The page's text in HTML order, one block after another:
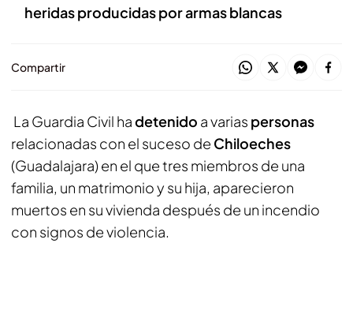
heridas producidas por armas blancas
Compartir
La Guardia Civil hadetenido a varias personas
relacionadas con el suceso de Chiloeches
(Guadalajara) en el que tres miembros de una
familia, un matrimonio y su hija, aparecieron
muertos en su vivienda después de un incendio
con signos de violencia.